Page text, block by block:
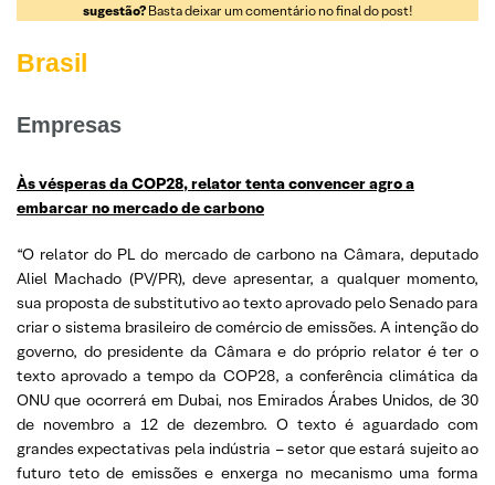
sugestão?Basta deixar um comentário no final do post!
Brasil
Empresas
Às vésperas da COP28, relator tenta convencer agro a
embarcar no mercado de carbono
“O relator do PL do mercado de carbono na Câmara, deputado
Aliel Machado (PV/PR), deve apresentar, a qualquer momento,
sua proposta de substitutivo ao texto aprovado pelo Senado para
criar o sistema brasileiro de comércio de emissões. A intenção do
governo, do presidente da Câmara e do próprio relator é ter o
texto aprovado a tempo da COP28, a conferência climática da
ONU que ocorrerá em Dubai, nos Emirados Árabes Unidos, de 30
de novembro a 12 de dezembro. O texto é aguardado com
grandes expectativas pela indústria – setor que estará sujeito ao
futuro teto de emissões e enxerga no mecanismo uma forma